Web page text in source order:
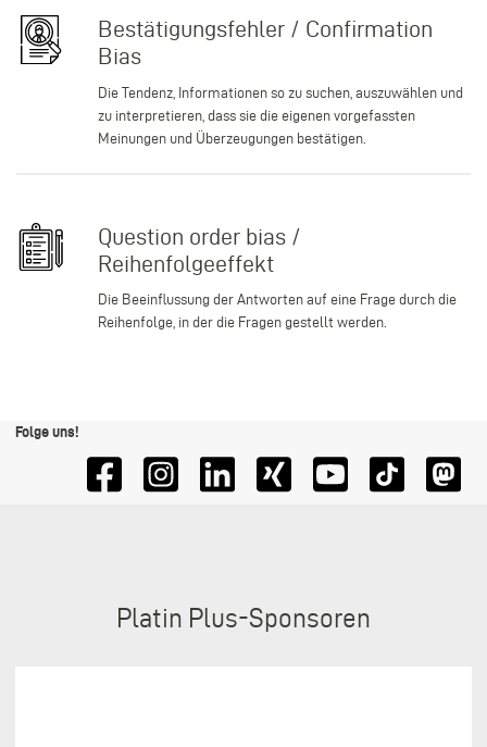
Bestätigungsfehler / Confirmation
Bias
Die Tendenz, Informationen so zu suchen, auszuwählen und
zu interpretieren, dass sie die eigenen vorgefassten
Meinungen und Überzeugungen bestätigen.
Question order bias /
Reihenfolgeeffekt
Die Beeinflussung der Antworten auf eine Frage durch die
Reihenfolge, in der die Fragen gestellt werden.
Folge uns!
Platin Plus